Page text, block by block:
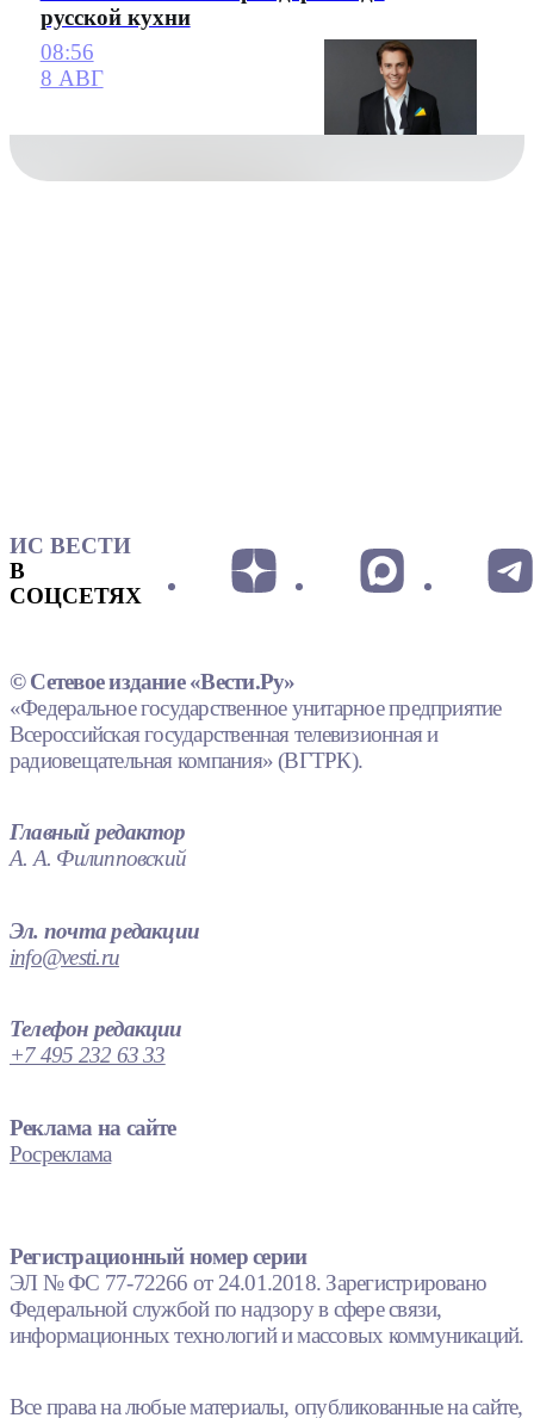
русской кухни
08:56
8 АВГ
ИС ВЕСТИ
В
СОЦСЕТЯХ
© Сетевое издание «Вести.Ру»
«Федеральное государственное унитарное предприятие
Всероссийская государственная телевизионная и
радиовещательная компания» (ВГТРК).
Главный редактор
А. А. Филипповский
Эл. почта редакции
info@vesti.ru
Телефон редакции
+7 495 232 63 33
Реклама на сайте
Росреклама
Регистрационный номер серии
ЭЛ № ФС 77-72266 от 24.01.2018. Зарегистрировано
Федеральной службой по надзору в сфере связи,
информационных технологий и массовых коммуникаций.
Все права на любые материалы, опубликованные на сайте,